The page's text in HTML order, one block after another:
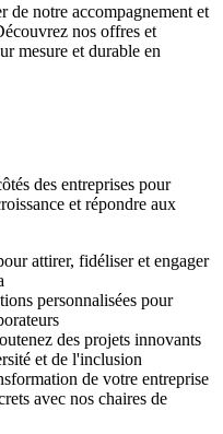
de notre accompagnement et
nos offres et
mesure et durable en
des entreprises pour
et répondre aux
attirer, fidéliser et engager
personnalisées pour
des projets innovants
et de l'inclusion
de votre entreprise
avec nos chaires de